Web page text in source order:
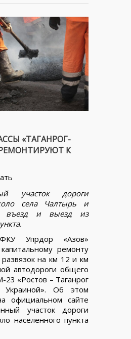
«ТАГАНРОГ-
К
участок дороги
села Чалтырь и
въезд и выезд из
Упрдор «Азов»
ремонту
на км 12 и км
автодороги общего
23 «Ростов – Таганрог
Об этом
официальном сайте
участок дороги
населенного пункта